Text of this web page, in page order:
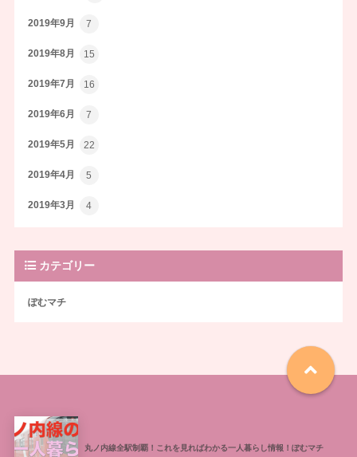
2019年9月 7
2019年8月 15
2019年7月 16
2019年6月 7
2019年5月 22
2019年4月 5
2019年3月 4
カテゴリー
ぽむマチ
丸ノ内線全駅制覇！これを見ればわかる一人暮らし情報！ぽむマチ